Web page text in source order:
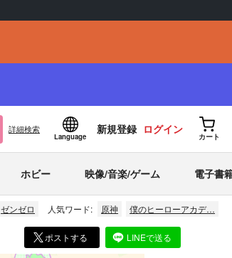
詳細検索
Language
新規登録 ログイン
カート
ホビー 映像/音楽/ゲーム 電子書
ゼンゼロ 人気ワード: 原神 僕のヒーローアカデ…
ポストする LINEで送る